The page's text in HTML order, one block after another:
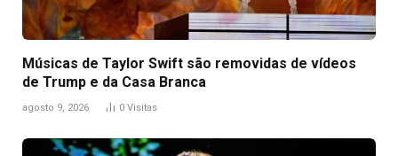
Músicas de Taylor Swift são removidas de vídeos
de Trump e da Casa Branca
agosto 9, 2026 0 Visitas